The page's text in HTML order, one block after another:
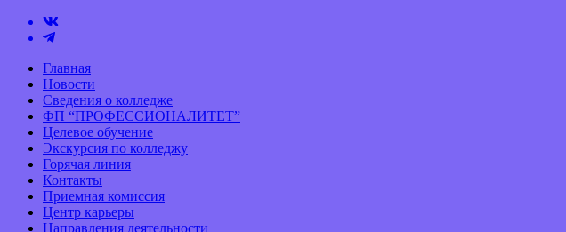
Главная
Новости
Сведения о колледже
ФП “ПРОФЕССИОНАЛИТЕТ”
Целевое обучение
Экскурсия по колледжу
Горячая линия
Контакты
Приемная комиссия
Центр карьеры
Направления деятельности